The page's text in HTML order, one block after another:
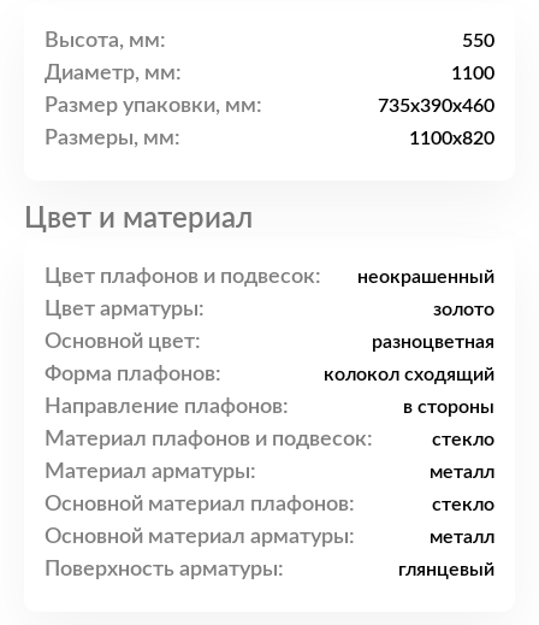
Высота, мм: 550
Диаметр, мм: 1100
Размер упаковки, мм: 735x390x460
Размеры, мм: 1100x820
Цвет и материал
Цвет плафонов и подвесок: неокрашенный
Цвет арматуры: золото
Основной цвет: разноцветная
Форма плафонов: колокол сходящий
Направление плафонов: в стороны
Материал плафонов и подвесок: стекло
Материал арматуры: металл
Основной материал плафонов: стекло
Основной материал арматуры: металл
Поверхность арматуры: глянцевый